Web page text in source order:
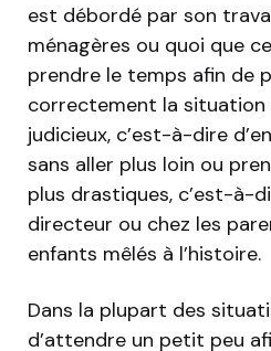
est débordé par son
ménagères ou quoi que
prendre le temps afin de
correctement la situation
judicieux, c’est-à-dire
sans aller plus loin ou
plus drastiques, c’est-à-
directeur ou chez les
enfants mêlés à l’histoire.
Dans la plupart des
d’attendre un petit peu